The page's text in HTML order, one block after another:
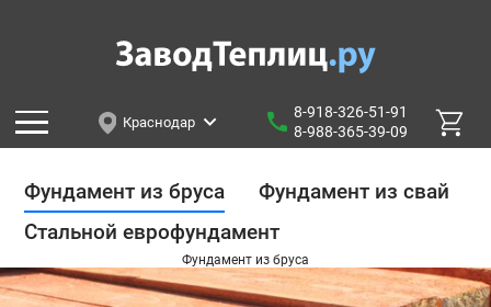
Краснодар
8-918-326-51-91
8-988-365-39-09
Фундамент из бруса
Фундамент из свай
Стальной еврофундамент
Фундамент из бруса